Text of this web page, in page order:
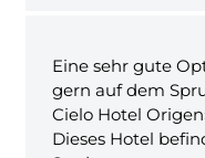
Eine sehr gute
gern auf dem
Cielo Hotel
Dieses Hotel